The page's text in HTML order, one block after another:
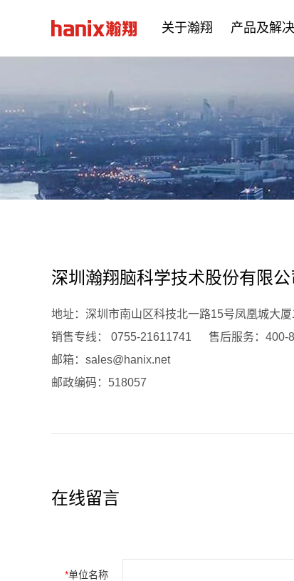
关于瀚翔
发展历程
产品及解
深圳瀚翔脑科学技术股份有限公
地址：深圳市南山区科技北一路15号凤凰城大
销售专线： 0755-21611741 售后服务：400-
邮箱：sales@hanix.net
邮政编码：518057
在线留言
*单位名称